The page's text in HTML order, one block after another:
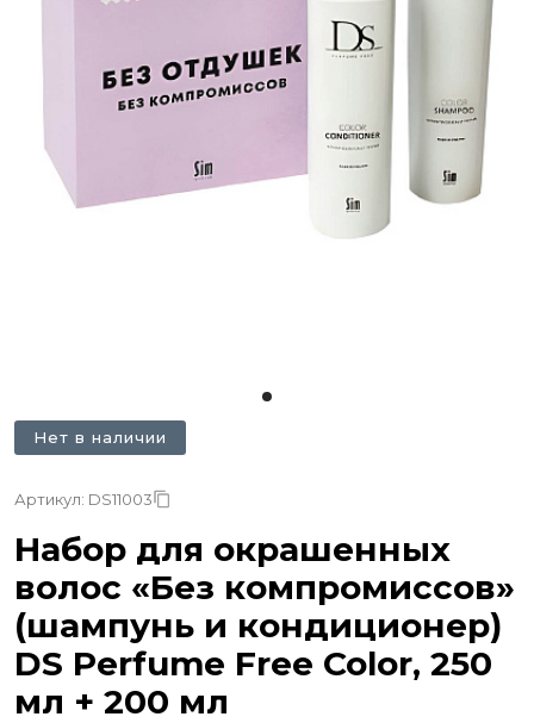
Нет в наличии
Артикул: DS11003
Набор для окрашенных
волос «Без компромиссов»
(шампунь и кондиционер)
DS Perfume Free Color, 250
мл + 200 мл